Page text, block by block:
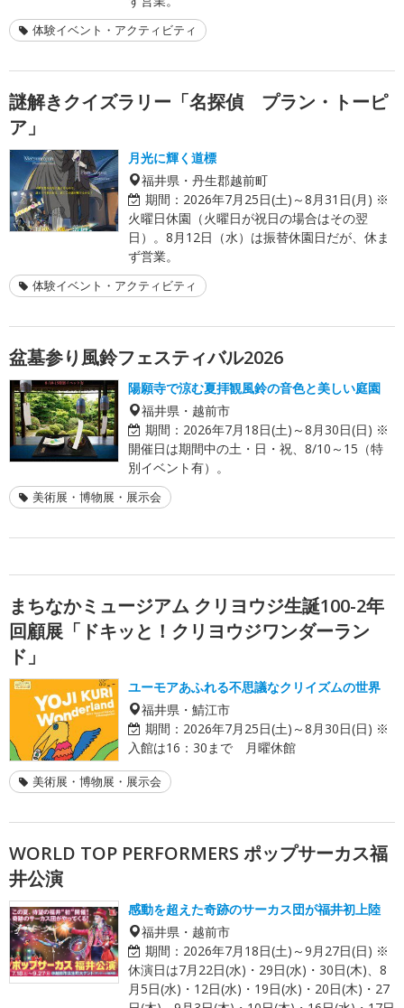
体験イベント・アクティビティ
謎解きクイズラリー「名探偵 プラン・トーピ
ア」
月光に輝く道標
福井県・丹生郡越前町
期間： 2026年7月25日(土)～8月31日(月) ※
火曜日休園（火曜日が祝日の場合はその翌
日）。8月12日（水）は振替休園日だが、休ま
ず営業。
体験イベント・アクティビティ
盆墓参り風鈴フェスティバル2026
陽願寺で涼む夏拝観風鈴の音色と美しい庭園
福井県・越前市
期間： 2026年7月18日(土)～8月30日(日) ※
開催日は期間中の土・日・祝、8/10～15（特
別イベント有）。
美術展・博物展・展示会
まちなかミュージアム クリヨウジ生誕100-2年
回顧展「ドキッと！クリヨウジワンダーラン
ド」
ユーモアあふれる不思議なクリイズムの世界
福井県・鯖江市
期間： 2026年7月25日(土)～8月30日(日) ※
入館は16：30まで 月曜休館
美術展・博物展・展示会
WORLD TOP PERFORMERS ポップサーカス福
井公演
感動を超えた奇跡のサーカス団が福井初上陸
福井県・越前市
期間： 2026年7月18日(土)～9月27日(日) ※
休演日は7月22日(水)・29日(水)・30日(木)、8
月5日(水)・12日(水)・19日(水)・20日(木)・27